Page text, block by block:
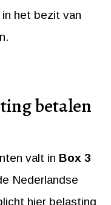
het bezit van
betalen
valt in Box 3
Nederlandse
hier belasting